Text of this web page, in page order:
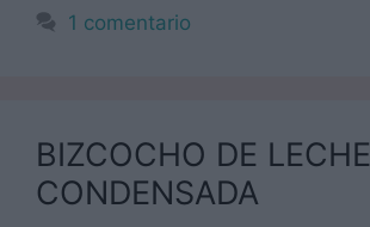
1 comentario
BIZCOCHO DE LECHE
CONDENSADA